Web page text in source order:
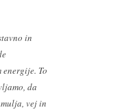
in
To
da
vej in